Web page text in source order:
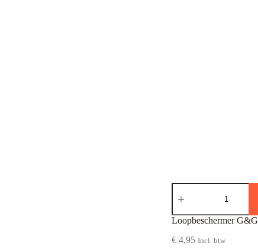
Loopbeschermer
G&G
Loopbeschermer G&G
€ 4,95 Incl. btw